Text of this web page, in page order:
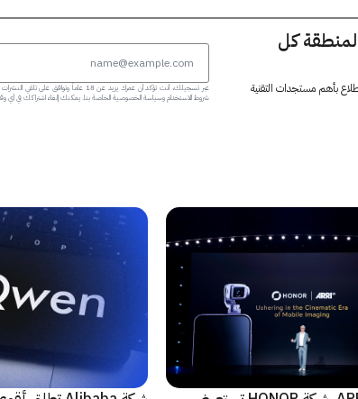
كل
بأهم مستجدات التقنية
عبر تسجيلك، أنت تؤكد أن عمرك يزيد عن 18 عاماً
شروط الاستخدام وسياسة الخصوصية الخاصة بنا. يمكنك إلغاء اشتراكك في أي